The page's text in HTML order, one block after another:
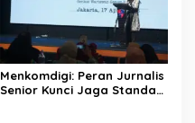
Menkomdigi: Peran Jurnalis
Senior Kunci Jaga Standar